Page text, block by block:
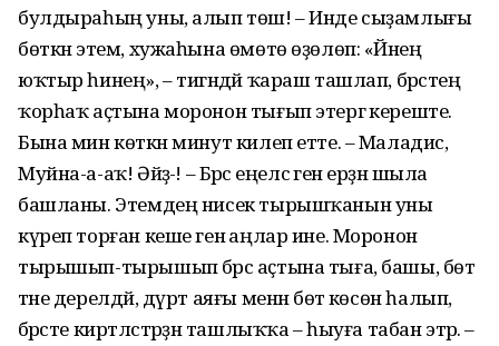
булдыраһың уны, алып төш! – Инде сыҙамлығы
бөткән этем, хужаһына өмөтө өҙөлөп: «Йәнең
юҡтыр һинең», – тигәндәй ҡараш ташлап, бәрәстең
ҡорһаҡ аҫтына моронон тығып этергә кереште.
Бына мин көткән минут килеп етте. – Маладис,
Муйна-а-аҡ! Әйҙә-ә! – Бәрәс еңелсә генә ерҙән шыла
башланы. Этемдең нисек тырышҡанын уны
күреп торған кеше генә аңлар ине. Моронон
тырышып-тырышып бәрәс аҫтына тыға, башы, бөтә
тәне дерелдәй, дүрт аяғы менән бөтә көсөн һалып,
бәрәсте киртләстәрҙән ташлыҡҡа – һыуға табан этәрә. –